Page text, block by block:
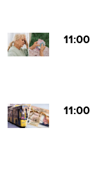
11:00
11:00